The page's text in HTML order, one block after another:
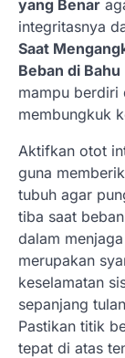
yang Benar
integritasnya
Saat
Beban di Bahu
mampu berdiri
membungkuk
Aktifkan otot
guna
tubuh agar
tiba saat
dalam menjaga
merupakan
keselamatan
sepanjang
Pastikan titik
tepat di atas